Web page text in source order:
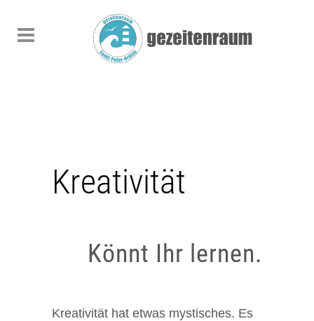
Kreativität
Könnt Ihr lernen.
Kreativität hat etwas mystisches. Es